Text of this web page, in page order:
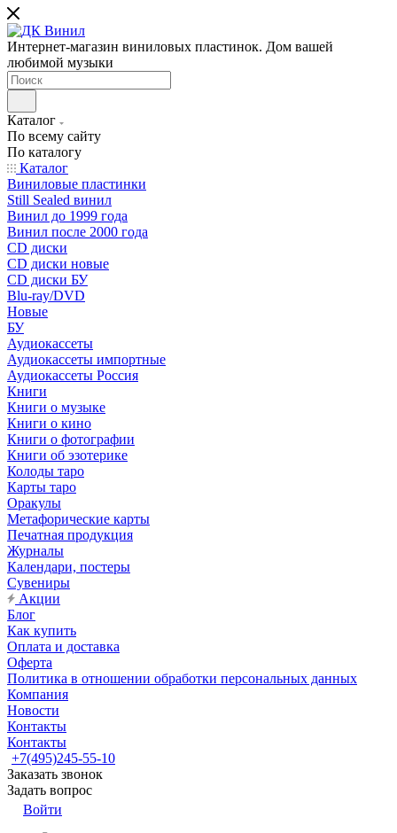
Интернет-магазин виниловых пластинок. Дом вашей
любимой музыки
Каталог
По всему сайту
По каталогу
Каталог
Виниловые пластинки
Still Sealed винил
Винил до 1999 года
Винил после 2000 года
CD диски
CD диски новые
CD диски БУ
Blu-ray/DVD
Новые
БУ
Аудиокассеты
Аудиокассеты импортные
Аудиокассеты Россия
Книги
Книги о музыке
Книги о кино
Книги о фотографии
Книги об эзотерике
Колоды таро
Карты таро
Оракулы
Метафорические карты
Печатная продукция
Журналы
Календари, постеры
Сувениры
Акции
Блог
Как купить
Оплата и доставка
Оферта
Политика в отношении обработки персональных данных
Компания
Новости
Контакты
Контакты
+7(495)245-55-10
Заказать звонок
Задать вопрос
Войти